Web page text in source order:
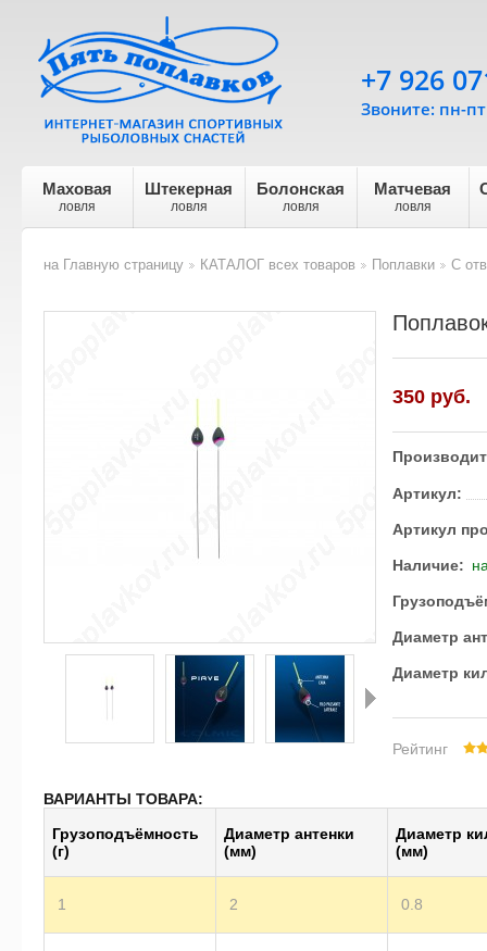
Маховая
ловля
Штекерная
ловля
Болонская
ловля
Матчевая
ловля
+7 926
Звоните: пн-
на Главную страницу
КАТАЛОГ всех товаров
Поплавки
С
Далее
350 руб.
Артикул:
Артикул
Наличие:
Диаметр
Диаметр
Рейтинг
ВАРИАНТЫ ТОВАРА:
Грузоподъёмность
(г)
Диаметр антенки
(мм)
Диаметр
(мм)
1 2 0.8